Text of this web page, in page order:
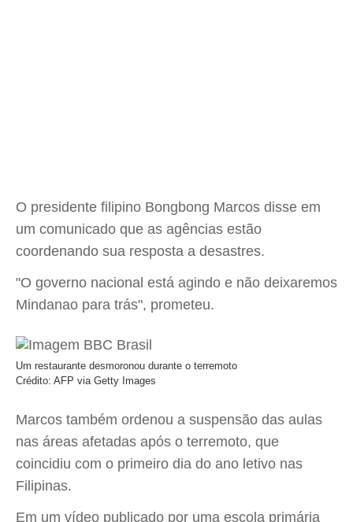
O presidente filipino Bongbong Marcos disse em
um comunicado que as agências estão
coordenando sua resposta a desastres.
"O governo nacional está agindo e não deixaremos
Mindanao para trás", prometeu.
Um restaurante desmoronou durante o terremoto
Crédito: AFP via Getty Images
Marcos também ordenou a suspensão das aulas
nas áreas afetadas após o terremoto, que
coincidiu com o primeiro dia do ano letivo nas
Filipinas.
Em um vídeo publicado por uma escola primária